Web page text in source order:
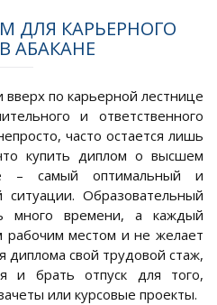
ДЛЯ КАРЬЕРНОГО
АБАКАНЕ
вверх по карьерной лестнице
и ответственного
часто остается лишь
купить диплом о высшем
– самый оптимальный и
Образовательный
много времени, а каждый
рабочим местом и не желает
диплома свой трудовой стаж,
и брать отпуск для того,
или курсовые проекты.